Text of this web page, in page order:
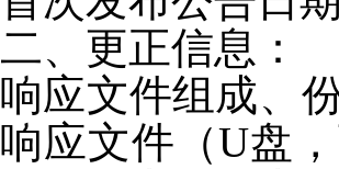
二、更正信息：
响应文件组成、
响应文件（U盘